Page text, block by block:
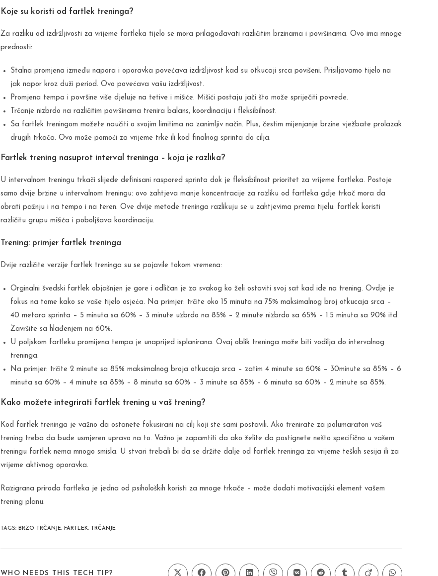
Koje su koristi od fartlek treninga?
Za razliku od izdržljivosti za vrijeme fartleka tijelo se mora prilagođavati različitim brzinama i površinama. Ovo ima mnoge
prednosti:
Stalna promjena između napora i oporavka povećava izdržljivost kad su otkucaji srca povišeni. Prisiljavamo tijelo na
jak napor kroz duži period. Ovo povećava vašu izdržljivost.
Promjena tempa i površine više djeluje na tetive i mišiće. Mišići postaju jači što može spriječiti povrede.
Trčanje nizbrdo na različitim površinama trenira balans, koordinaciju i fleksibilnost.
Sa fartlek treningom možete naučiti o svojim limitima na zanimljiv način. Plus, čestim mijenjanje brzine vježbate prolazak
drugih trkača. Ovo može pomoći za vrijeme trke ili kod finalnog sprinta do cilja.
Fartlek trening nasuprot interval treninga – koja je razlika?
U intervalnom treningu trkači slijede definisani raspored sprinta dok je fleksibilnost prioritet za vrijeme fartleka. Postoje
samo dvije brzine u intervalnom treningu: ovo zahtjeva manje koncentracije za razliku od fartleka gdje trkač mora da
obrati pažnju i na tempo i na teren. Ove dvije metode treninga razlikuju se u zahtjevima prema tijelu: fartlek koristi
različitu grupu mišića i poboljšava koordinaciju.
Trening: primjer fartlek treninga
Dvije različite verzije fartlek treninga su se pojavile tokom vremena:
Orginalni švedski fartlek objašnjen je gore i odličan je za svakog ko želi ostaviti svoj sat kad ide na trening. Ovdje je
fokus na tome kako se vaše tijelo osjeća. Na primjer: trčite oko 15 minuta na 75% maksimalnog broj otkucaja srca –
40 metara sprinta – 5 minuta sa 60% – 3 minute uzbrdo na 85% – 2 minute nizbrdo sa 65% – 1.5 minuta sa 90% itd.
Završite sa hlađenjem na 60%.
U poljskom fartleku promijena tempa je unaprijed isplanirana. Ovaj oblik treninga može biti vodilja do intervalnog
treninga.
Na primjer: trčite 2 minute sa 85% maksimalnog broja otkucaja srca – zatim 4 minute sa 60% – 30minute sa 85% – 6
minuta sa 60% – 4 minute sa 85% – 8 minuta sa 60% – 3 minute sa 85% – 6 minuta sa 60% – 2 minute sa 85%.
Kako možete integrirati fartlek trening u vaš trening?
Kod fartlek treninga je važno da ostanete fokusirani na cilj koji ste sami postavili. Ako trenirate za polumaraton vaš
trening treba da bude usmjeren upravo na to. Važno je zapamtiti da ako želite da postignete nešto specifično u vašem
treningu fartlek nema mnogo smisla. U stvari trebali bi da se držite dalje od fartlek treninga za vrijeme teških sesija ili za
vrijeme aktivnog oporavka.
Razigrana priroda fartleka je jedna od psiholoških koristi za mnoge trkače – može dodati motivacijski element vašem
trening planu.
TAGS: BRZO TRČANJE, FARTLEK, TRČANJE
WHO NEEDS THIS TECH TIP?